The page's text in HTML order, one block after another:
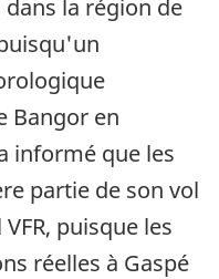
la région de
Bangor en
informé que les
partie de son vol
puisque les
réelles à Gaspé